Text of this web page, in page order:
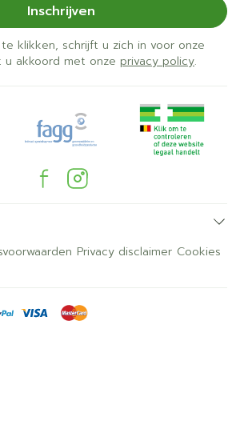
Inschrijven
klikken, schrijft u zich in voor onze
u akkoord met onze privacy policy.
Privacy disclaimer Cookies